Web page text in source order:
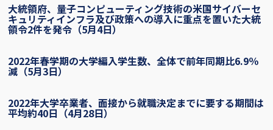
大統領府、量子コンピューティング技術の米国サイバーセ
キュリティインフラ及び政策への導入に重点を置いた大統
領令2件を発令（5月4日）
2022年春学期の大学編入学生数、全体で前年同期比6.9％
減（5月3日）
2022年大学卒業者、面接から就職決定までに要する期間は
平均約40日（4月28日）